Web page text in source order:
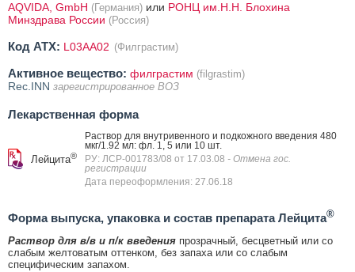
AQVIDA, GmbH (Германия) или РОНЦ им.Н.Н. Блохина
Минздрава России (Россия)
Код ATX: L03AA02 (Филграстим)
Активное вещество: филграстим (filgrastim)
Rec.INN зарегистрированное ВОЗ
Лекарственная форма
Лейцита®
Раствор для внутривенного и подкожного введения 480
мкг/1.92 мл: фл. 1, 5 или 10 шт.
РУ: ЛСР-001783/08 от 17.03.08 - Отмена гос.
регистрации
Дата переоформления: 27.06.18
Форма выпуска, упаковка и состав препарата Лейцита®
Раствор для в/в и п/к введения прозрачный, бесцветный или со
слабым желтоватым оттенком, без запаха или со слабым
специфическим запахом.